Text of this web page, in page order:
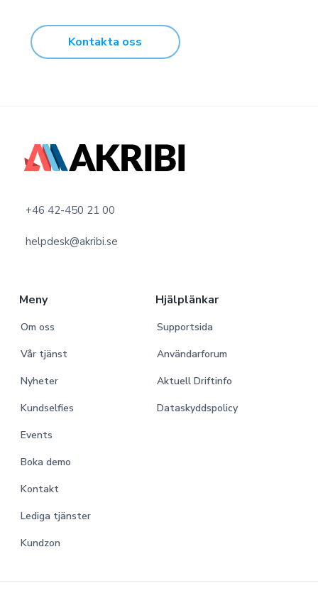
Kontakta oss
+46 42-450 21 00
helpdesk@akribi.se
Meny
Om oss
Vår tjänst
Nyheter
Kundselfies
Events
Boka demo
Kontakt
Lediga tjänster
Kundzon
Hjälplänkar
Supportsida
Användarforum
Aktuell Driftinfo
Dataskyddspolicy